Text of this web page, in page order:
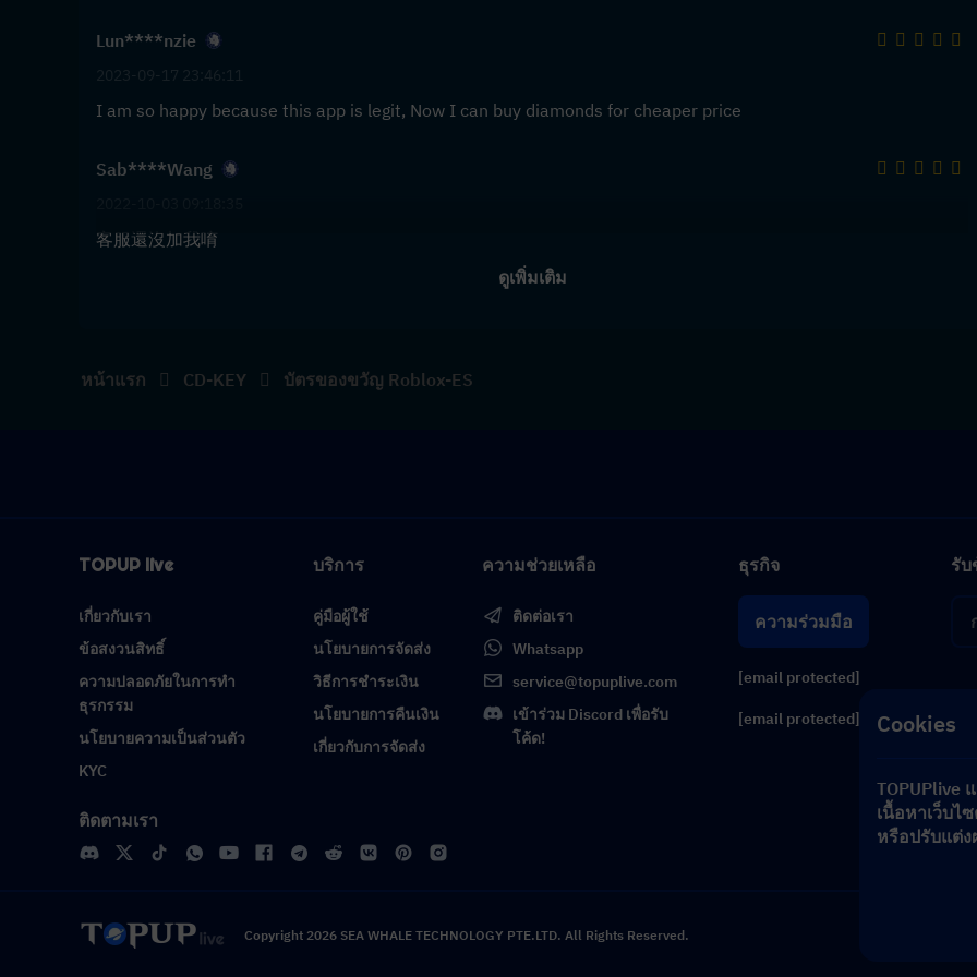
Lun****nzie
I am so happy because this app is legit, Now I can buy diamonds for cheaper price
Sab****Wang
客服還沒加我唷
ดูเพิ่มเติม
หน้าแรก CD-KEY บัตรของขวัญ Roblox-ES
TOPUP live
เกี่ยวกับเรา
ข้อสงวนสิทธิ์
ความปลอดภัยในการทำ
ธุรกรรม
นโยบายความเป็นส่วนตัว
KYC
บริการ
คู่มือผู้ใช้
นโยบายการจัดส่ง
วิธีการชำระเงิน
นโยบายการคืนเงิน
เกี่ยวกับการจัดส่ง
ความช่วยเหลือ
ติดต่อเรา
Whatsapp
service@topuplive.com
เข้าร่วม Discord เพื่อรับ
โค้ด!
ธุรกิจ
ความร่วมมือ
[email protected]
[email protected]
รั
ติดตามเรา
Copyright 2026 SEA WHALE TECHNOLOGY PTE.LTD. All Rights Reserved.
Cookies
TOPUPlive
เนื้อหาเว็บ
หรือปรับแต่